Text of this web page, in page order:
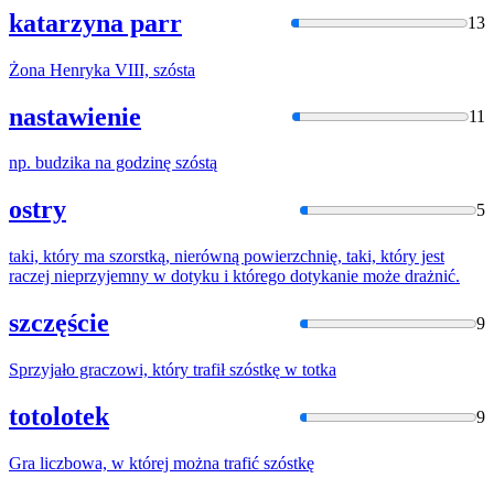
katarzyna parr 13
Żona Henryka VIII, szósta
nastawienie 11
np. budzika na godzinę szóstą
ostry 5
taki, który ma szorstką, nierówną powierzchnię, taki, który jest
raczej nieprzyjemny w dotyku i którego dotykanie może drażnić.
szczęście 9
Sprzyjało graczowi, który trafiłszóstkę w totka
totolotek 9
Gra liczbowa, w której można trafić szóstkę